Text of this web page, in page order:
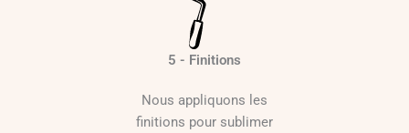
5 - Finitions
Nous appliquons les
finitions pour sublimer